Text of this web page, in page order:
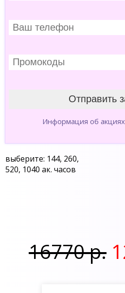
Информация об
выберите: 144, 260,
520, 1040 ак. часов
16770 р.